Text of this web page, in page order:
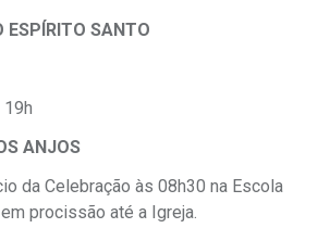
ESPÍRITO SANTO
ANJOS
da Celebração às 08h30 na Escola
procissão até a Igreja.